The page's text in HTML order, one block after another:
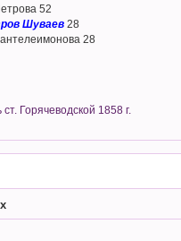
52
Шуваев 28
28
Горячеводской 1858 г.